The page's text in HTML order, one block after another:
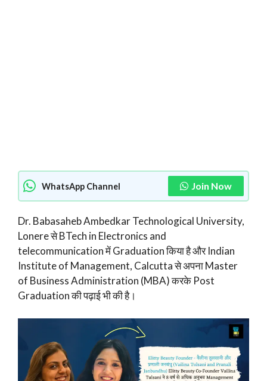
WhatsApp Channel Join Now
Dr. Babasaheb Ambedkar Technological University,
Lonere से BTech in Electronics and
telecommunication में Graduation किया है और Indian
Institute of Management, Calcutta से अपना Master
of Business Administration (MBA) करके Post
Graduation की पढ़ाई भी की है।